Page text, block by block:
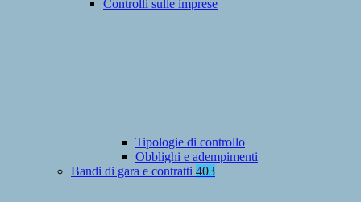
Controlli sulle imprese
Tipologie di controllo
Obblighi e adempimenti
Bandi di gara e contratti 403